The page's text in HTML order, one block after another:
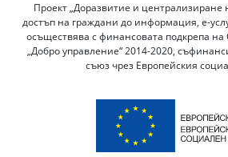
Проект „Доразвитие и централизиране
достъп на граждани до информация, е-
осъществява с финансовата подкрепа
„Добро управление“ 2014-2020,
съюз чрез Европейския